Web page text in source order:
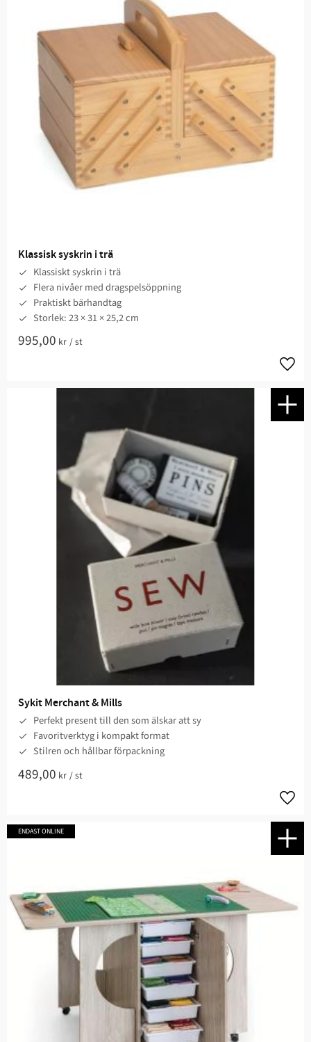
Klassisk syskrin i trä
Klassiskt syskrin i trä
Flera nivåer med dragspelsöppning
Praktiskt bärhandtag
Storlek: 23 × 31 × 25,2 cm
995,00 kr /st
Sykit Merchant & Mills
Perfekt present till den som älskar att sy
Favoritverktyg i kompakt format
Stilren och hållbar förpackning
489,00 kr /st
ENDAST ONLINE